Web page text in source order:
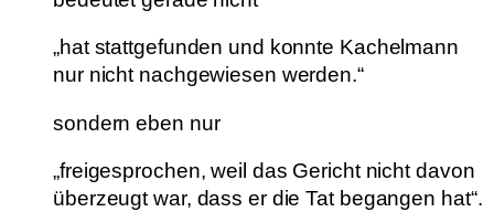
„hat stattgefunden und konnte Kachelmann
nur nicht nachgewiesen werden.“
sondern eben nur
„freigesprochen, weil das Gericht nicht davon
überzeugt war, dass er die Tat begangen hat“.